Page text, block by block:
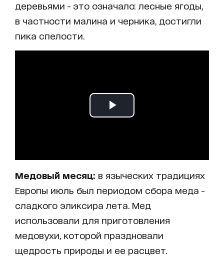
деревьями - это означало: лесные ягоды,
в частности малина и черника, достигли
пика спелости.
Медовый месяц: в языческих традициях
Европы июль был периодом сбора меда -
сладкого эликсира лета. Мед
использовали для приготовления
медовухи, которой праздновали
щедрость природы и ее расцвет.